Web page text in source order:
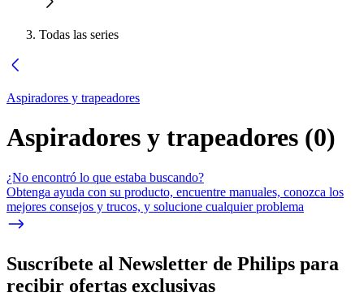
Todas las series
Aspiradores y trapeadores
Aspiradores y trapeadores (0)
¿No encontró lo que estaba buscando?
Obtenga ayuda con su producto, encuentre manuales, conozca los
mejores consejos y trucos, y solucione cualquier problema
Suscríbete al Newsletter de Philips para
recibir ofertas exclusivas